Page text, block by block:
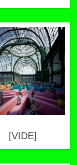
[VIDE]